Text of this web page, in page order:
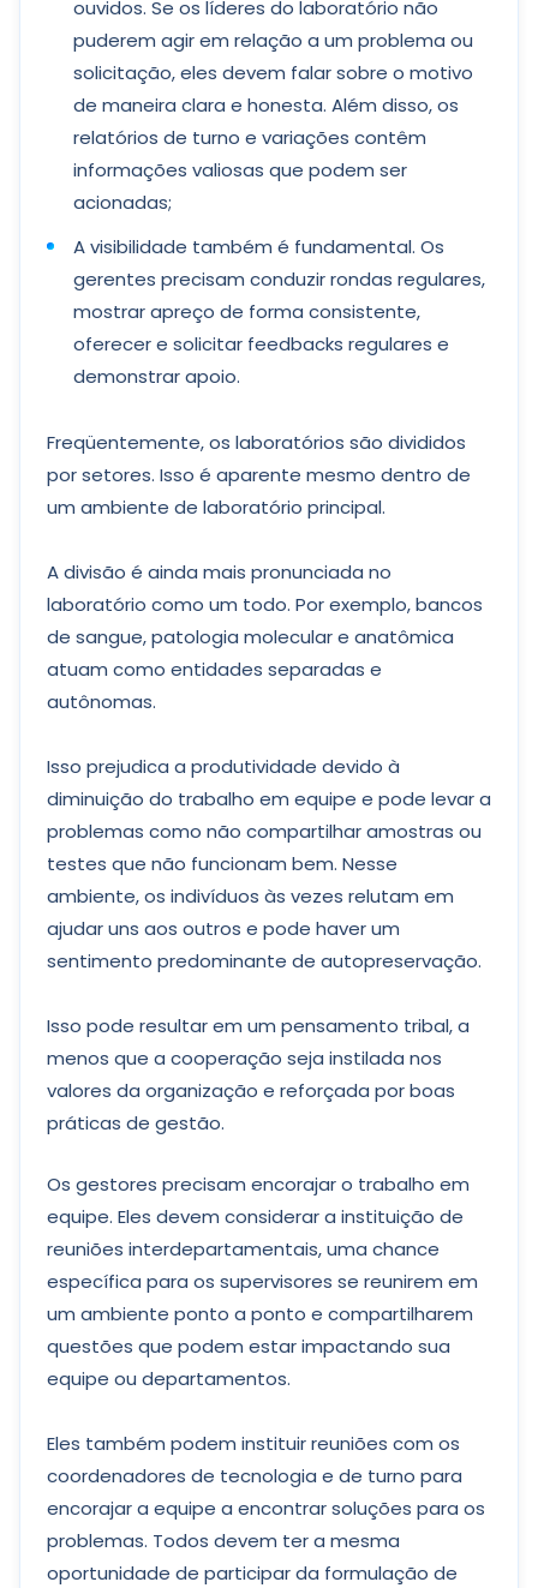
ouvidos. Se os líderes do laboratório não
puderem agir em relação a um problema ou
solicitação, eles devem falar sobre o motivo
de maneira clara e honesta. Além disso, os
relatórios de turno e variações contêm
informações valiosas que podem ser
acionadas;
A visibilidade também é fundamental. Os
gerentes precisam conduzir rondas regulares,
mostrar apreço de forma consistente,
oferecer e solicitar feedbacks regulares e
demonstrar apoio.
Freqüentemente, os laboratórios são divididos
por setores. Isso é aparente mesmo dentro de
um ambiente de laboratório principal.
A divisão é ainda mais pronunciada no
laboratório como um todo. Por exemplo, bancos
de sangue, patologia molecular e anatômica
atuam como entidades separadas e
autônomas.
Isso prejudica a produtividade devido à
diminuição do trabalho em equipe e pode levar a
problemas como não compartilhar amostras ou
testes que não funcionam bem. Nesse
ambiente, os indivíduos às vezes relutam em
ajudar uns aos outros e pode haver um
sentimento predominante de autopreservação.
Isso pode resultar em um pensamento tribal, a
menos que a cooperação seja instilada nos
valores da organização e reforçada por boas
práticas de gestão.
Os gestores precisam encorajar o trabalho em
equipe. Eles devem considerar a instituição de
reuniões interdepartamentais, uma chance
específica para os supervisores se reunirem em
um ambiente ponto a ponto e compartilharem
questões que podem estar impactando sua
equipe ou departamentos.
Eles também podem instituir reuniões com os
coordenadores de tecnologia e de turno para
encorajar a equipe a encontrar soluções para os
problemas. Todos devem ter a mesma
oportunidade de participar da formulação de